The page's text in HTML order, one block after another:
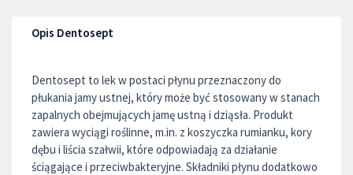
Opis Dentosept
Dentosept to lek w postaci płynu przeznaczony do
płukania jamy ustnej, który może być stosowany w stanach
zapalnych obejmujących jamę ustną i dziąsła. Produkt
zawiera wyciągi roślinne, m.in. z koszyczka rumianku, kory
dębu i liścia szałwii, które odpowiadają za działanie
ściągające i przeciwbakteryjne. Składniki płynu dodatkowo